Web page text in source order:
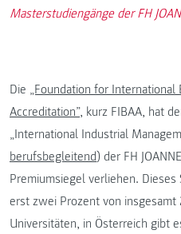
Masterstudiengänge der FH
Die „Foundation for International
Accreditation”, kurz FIBAA, hat
„International Industrial
berufsbegleitend) der FH
Premiumsiegel verliehen.
erst zwei Prozent von insgesamt
Universitäten, in Österreich gibt